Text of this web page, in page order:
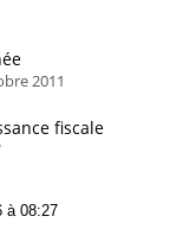
2011
fiscale
à 08:27